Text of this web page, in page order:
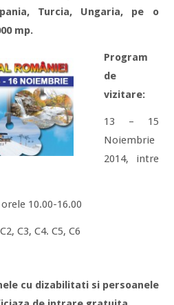
Turcia, Ungaria, pe o
mp.
Program
de
vizitare:
13 – 15
Noiembrie
2014, intre
10.00-16.00
C3, C4. C5, C6
cu dizabilitati si persoanele